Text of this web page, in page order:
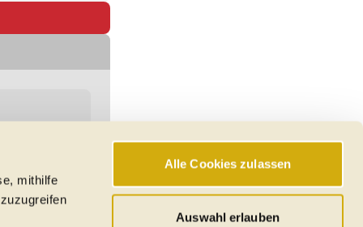
mithilfe
Alle Cookies zulassen
Auswahl erlauben
Reichweiten